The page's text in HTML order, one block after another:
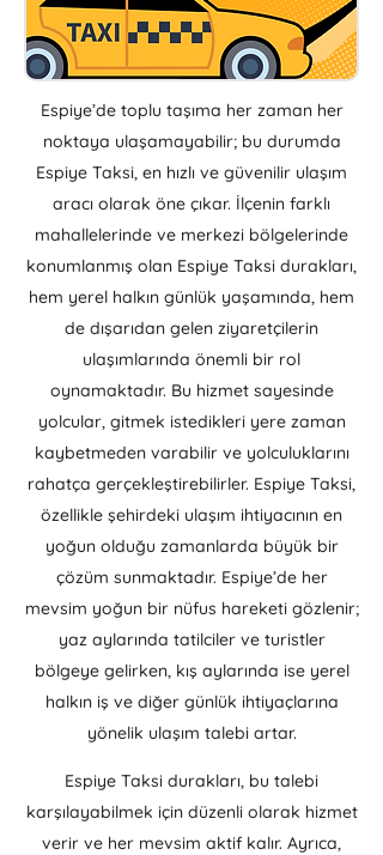
Espiye’de toplu taşıma her zaman her
noktaya ulaşamayabilir; bu durumda
Espiye Taksi, en hızlı ve güvenilir ulaşım
aracı olarak öne çıkar. İlçenin farklı
mahallelerinde ve merkezi bölgelerinde
konumlanmış olan Espiye Taksi durakları,
hem yerel halkın günlük yaşamında, hem
de dışarıdan gelen ziyaretçilerin
ulaşımlarında önemli bir rol
oynamaktadır. Bu hizmet sayesinde
yolcular, gitmek istedikleri yere zaman
kaybetmeden varabilir ve yolculuklarını
rahatça gerçekleştirebilirler. Espiye Taksi,
özellikle şehirdeki ulaşım ihtiyacının en
yoğun olduğu zamanlarda büyük bir
çözüm sunmaktadır. Espiye’de her
mevsim yoğun bir nüfus hareketi gözlenir;
yaz aylarında tatilciler ve turistler
bölgeye gelirken, kış aylarında ise yerel
halkın iş ve diğer günlük ihtiyaçlarına
yönelik ulaşım talebi artar.
Espiye Taksi durakları, bu talebi
karşılayabilmek için düzenli olarak hizmet
verir ve her mevsim aktif kalır. Ayrıca,